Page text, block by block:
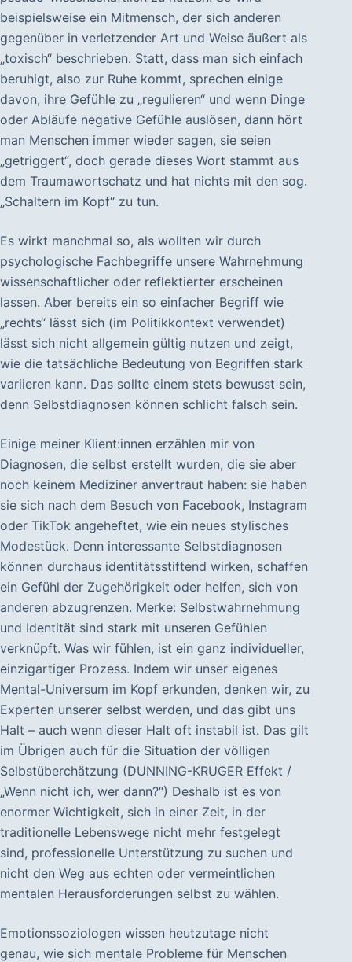
beispielsweise ein Mitmensch, der sich anderen
gegenüber in verletzender Art und Weise äußert als
„toxisch“ beschrieben. Statt, dass man sich einfach
beruhigt, also zur Ruhe kommt, sprechen einige
davon, ihre Gefühle zu „regulieren“ und wenn Dinge
oder Abläufe negative Gefühle auslösen, dann hört
man Menschen immer wieder sagen, sie seien
„getriggert“, doch gerade dieses Wort stammt aus
dem Traumawortschatz und hat nichts mit den sog.
„Schaltern im Kopf“ zu tun.
Es wirkt manchmal so, als wollten wir durch
psychologische Fachbegriffe unsere Wahrnehmung
wissenschaftlicher oder reflektierter erscheinen
lassen. Aber bereits ein so einfacher Begriff wie
„rechts“ lässt sich (im Politikkontext verwendet)
lässt sich nicht allgemein gültig nutzen und zeigt,
wie die tatsächliche Bedeutung von Begriffen stark
variieren kann. Das sollte einem stets bewusst sein,
denn Selbstdiagnosen können schlicht falsch sein.
Einige meiner Klient:innen erzählen mir von
Diagnosen, die selbst erstellt wurden, die sie aber
noch keinem Mediziner anvertraut haben: sie haben
sie sich nach dem Besuch von Facebook, Instagram
oder TikTok angeheftet, wie ein neues stylisches
Modestück. Denn interessante Selbstdiagnosen
können durchaus identitätsstiftend wirken, schaffen
ein Gefühl der Zugehörigkeit oder helfen, sich von
anderen abzugrenzen. Merke: Selbstwahrnehmung
und Identität sind stark mit unseren Gefühlen
verknüpft. Was wir fühlen, ist ein ganz individueller,
einzigartiger Prozess. Indem wir unser eigenes
Mental-Universum im Kopf erkunden, denken wir, zu
Experten unserer selbst werden, und das gibt uns
Halt – auch wenn dieser Halt oft instabil ist. Das gilt
im Übrigen auch für die Situation der völligen
Selbstüberchätzung (DUNNING-KRUGER Effekt /
„Wenn nicht ich, wer dann?“) Deshalb ist es von
enormer Wichtigkeit, sich in einer Zeit, in der
traditionelle Lebenswege nicht mehr festgelegt
sind, professionelle Unterstützung zu suchen und
nicht den Weg aus echten oder vermeintlichen
mentalen Herausforderungen selbst zu wählen.
Emotionssoziologen wissen heutzutage nicht
genau, wie sich mentale Probleme für Menschen